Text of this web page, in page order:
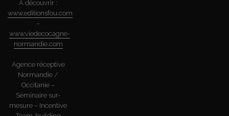
A découvrir :
www.editionsfou.com
–
www.viedecocagne-
normandie.com
Agence réceptive
Normandie /
Occitanie –
Séminaire sur-
mesure – Incentive